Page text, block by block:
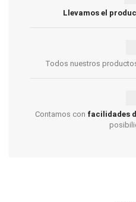
Llevamos el
Todos nuestros
Contamos con facilidades